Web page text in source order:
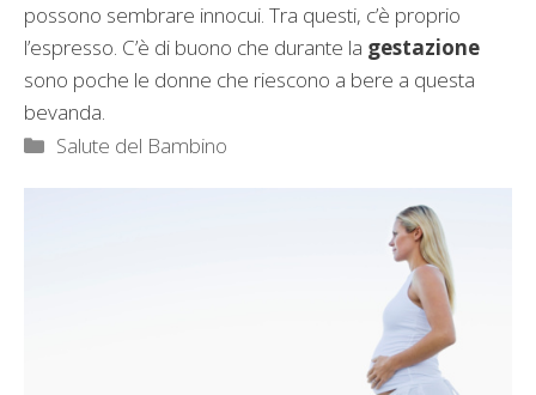
possono sembrare innocui. Tra questi, c’è proprio
l’espresso. C’è di buono che durante la gestazione
sono poche le donne che riescono a bere a questa
bevanda.
Categorie
Salute del Bambino